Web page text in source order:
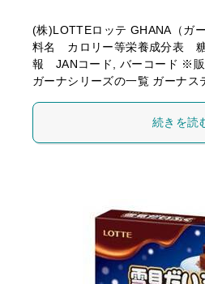
(株)LOTTEロッテ GHANA（ガ
料名 カロリー等栄養成分表
報 JANコード, バーコード ※
ガーナシリーズの一覧 ガーナ
続きを読